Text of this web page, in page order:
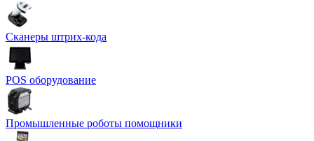
Сканеры штрих-кода
POS оборудование
Промышленные роботы помощники